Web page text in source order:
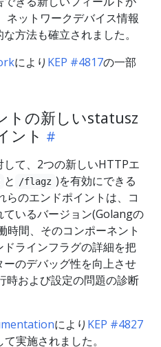
ネットワークデバイス情報
方法も確立されました。
により KEP #4817の一部
トの新しいstatusz
ント
て、2つの新しいHTTPエ
と /flagz )を有効にできる
らのエンドポイントは、コ
ているバージョン(Golangの
時間、そのコンポーネント
ラインフラグの詳細を把
のデバッグ性を向上させ
時および設定の問題の診断
により KEP #4827
実施されました。